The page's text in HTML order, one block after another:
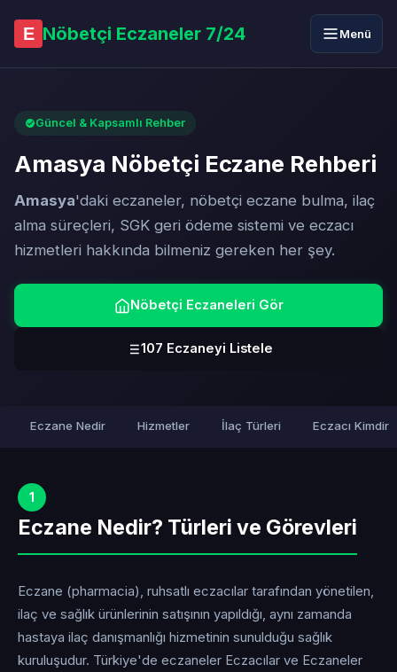
E Nöbetçi Eczaneler 7/24 Menü
Güncel & Kapsamlı Rehber
Amasya Nöbetçi Eczane Rehberi
Amasya'daki eczaneler, nöbetçi eczane bulma, ilaç
alma süreçleri, SGK geri ödeme sistemi ve eczacı
hizmetleri hakkında bilmeniz gereken her şey.
Nöbetçi Eczaneleri Gör
107 Eczaneyi Listele
Eczane Nedir Hizmetler İlaç Türleri Eczacı Kimdir
1
Eczane Nedir? Türleri ve Görevleri
Eczane (pharmacia), ruhsatlı eczacılar tarafından yönetilen,
ilaç ve sağlık ürünlerinin satışının yapıldığı, aynı zamanda
hastaya ilaç danışmanlığı hizmetinin sunulduğu sağlık
kuruluşudur. Türkiye'de eczaneler Eczacılar ve Eczaneler